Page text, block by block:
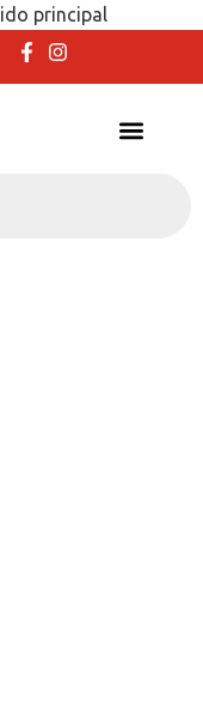
principal